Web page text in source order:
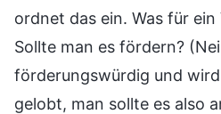
ordnet das ein. Was für
Sollte man es fördern?
förderungswürdig und
gelobt, man sollte es also